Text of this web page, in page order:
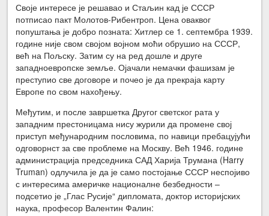
Своје интересе је решавао и Стаљин кад је СССР
потписао пакт Молотов-Рибентроп. Цена оваквог
попуштања је добро позната: Хитлер се 1. септембра 1939.
године није свом својом војном моћи обрушио на СССР,
већ на Пољску. Затим су на ред дошле и друге
западноевропске земље. Ојачали немачки фашизам је
преступио све договоре и почео је да прекраја карту
Европе по свом нахођењу.
Међутим, и после завршетка Другог светског рата у
западним престоницама нису журили да промене свој
приступ међународним пословима, по навици пребацујући
одговорнст за све проблеме на Москву. Већ 1946. године
администрација председника САД Харија Трумана (Harry
Truman) одлучила је да је само постојање СССР неспојиво
с интересима америчке националне безбедности –
подсетио је „Глас Русије“ дипломата, доктор историјских
наука, професор Валентин Фалин: